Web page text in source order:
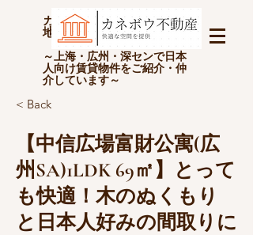
カネボウ不動産(上海金坊房
地产经纪有限公司)
～上海・広州・深センで日本
人向け賃貸物件をご紹介・仲
介しています～
< Back
【中信広場富財公寓(広
州SA)1LDK 69㎡】とって
も快適！木のぬくもり
と日本人好みの間取りに